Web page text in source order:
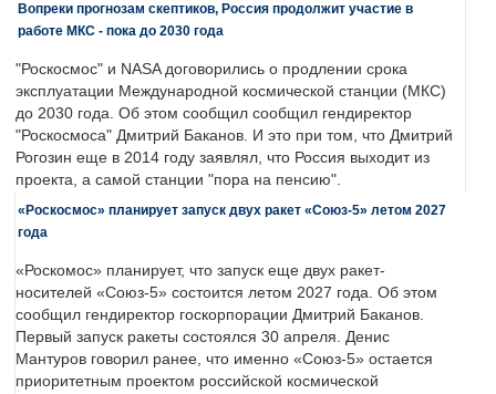
Вопреки прогнозам скептиков, Россия продолжит участие в
работе МКС - пока до 2030 года
"Роскосмос" и NASA договорились о продлении срока
эксплуатации Международной космической станции (МКС)
до 2030 года. Об этом сообщил сообщил гендиректор
"Роскосмоса" Дмитрий Баканов. И это при том, что Дмитрий
Рогозин еще в 2014 году заявлял, что Россия выходит из
проекта, а самой станции "пора на пенсию".
«Роскосмос» планирует запуск двух ракет «Союз-5» летом 2027
года
«Роскомос» планирует, что запуск еще двух ракет-
носителей «Союз-5» состоится летом 2027 года. Об этом
сообщил гендиректор госкорпорации Дмитрий Баканов.
Первый запуск ракеты состоялся 30 апреля. Денис
Мантуров говорил ранее, что именно «Союз-5» остается
приоритетным проектом российской космической